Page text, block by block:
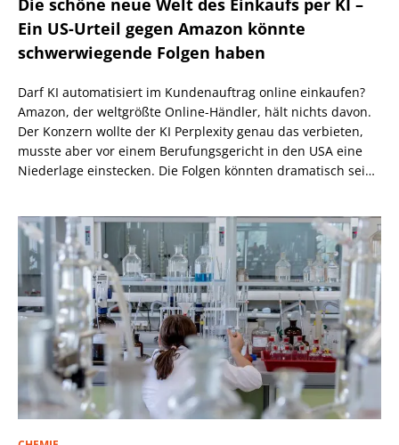
Ein US-Urteil gegen Amazon könnte
schwerwiegende Folgen haben
Darf KI automatisiert im Kundenauftrag online einkaufen?
Amazon, der weltgrößte Online-Händler, hält nichts davon.
Der Konzern wollte der KI Perplexity genau das verbieten,
musste aber vor einem Berufungsgericht in den USA eine
Niederlage einstecken. Die Folgen könnten dramatisch sein,